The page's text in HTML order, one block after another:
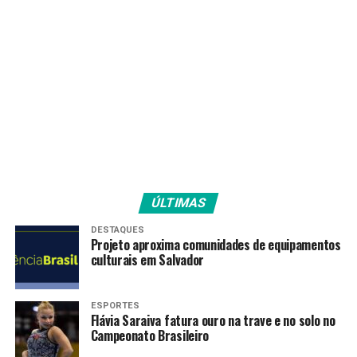
habilidades
organizacionais, além da
capacidade de atuar em
ambientes diversificados, o
que é muito importante
para alcançar essa
pluralidade de perfis que
ÚLTIMAS
DESTAQUES
Projeto aproxima comunidades de equipamentos
culturais em Salvador
ESPORTES
Flávia Saraiva fatura ouro na trave e no solo no
Campeonato Brasileiro